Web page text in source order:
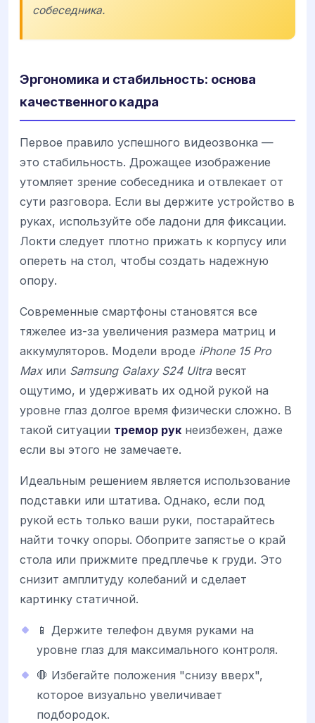
собеседника.
Эргономика и стабильность: основа
качественного кадра
Первое правило успешного видеозвонка —
это стабильность. Дрожащее изображение
утомляет зрение собеседника и отвлекает от
сути разговора. Если вы держите устройство в
руках, используйте обе ладони для фиксации.
Локти следует плотно прижать к корпусу или
опереть на стол, чтобы создать надежную
опору.
Современные смартфоны становятся все
тяжелее из-за увеличения размера матриц и
аккумуляторов. Модели вроде iPhone 15 Pro
Maxили Samsung Galaxy S24 Ultraвесят
ощутимо, и удерживать их одной рукой на
уровне глаз долгое время физически сложно. В
такой ситуации тремор рук неизбежен, даже
если вы этого не замечаете.
Идеальным решением является использование
подставки или штатива. Однако, если под
рукой есть только ваши руки, постарайтесь
найти точку опоры. Обоприте запястье о край
стола или прижмите предплечье к груди. Это
снизит амплитуду колебаний и сделает
картинку статичной.
📱 Держите телефон двумя руками на
уровне глаз для максимального контроля.
🛑 Избегайте положения "снизу вверх",
которое визуально увеличивает
подбородок.